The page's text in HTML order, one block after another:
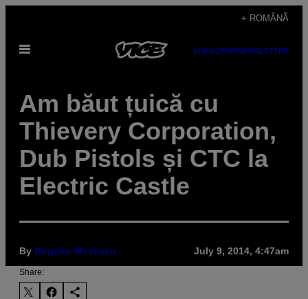
content
+ ROMÂNĂ
Open
SUBSCRIBENEWSLETTER
Am băut țuică cu
Thievery Corporation,
Dub Pistols și CTC la
Electric Castle
By Bogdan Meseșan July 9, 2014, 4:47am
Share: